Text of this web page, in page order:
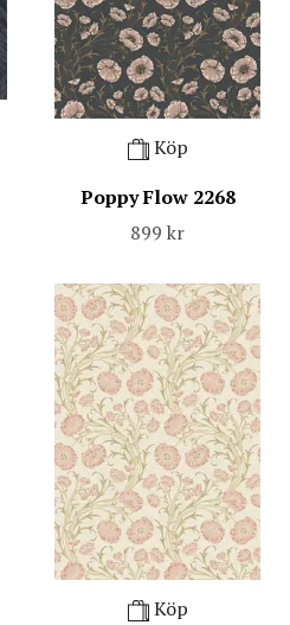
Köp
Poppy Flow 2268
899 kr
Köp